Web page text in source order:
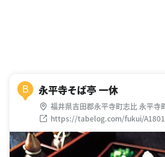
B 永平寺そば亭 一休
福井県吉田郡永平寺町志比 永平寺
https://tabelog.com/fukui/